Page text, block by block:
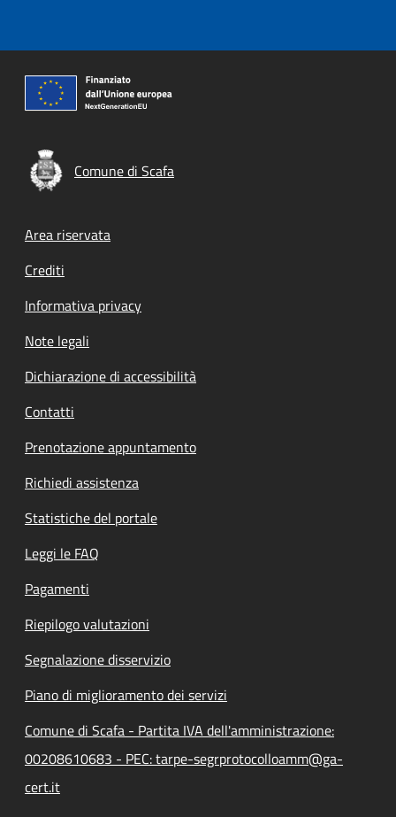
Comune di Scafa
Footer menu
Area riservata
Crediti
Informativa privacy
Note legali
Dichiarazione di accessibilità
Contatti
Prenotazione appuntamento
Richiedi assistenza
Statistiche del portale
Leggi le FAQ
Pagamenti
Riepilogo valutazioni
Segnalazione disservizio
Piano di miglioramento dei servizi
Comune di Scafa - Partita IVA dell'amministrazione:
00208610683 - PEC: tarpe-segrprotocolloamm@ga-
cert.it